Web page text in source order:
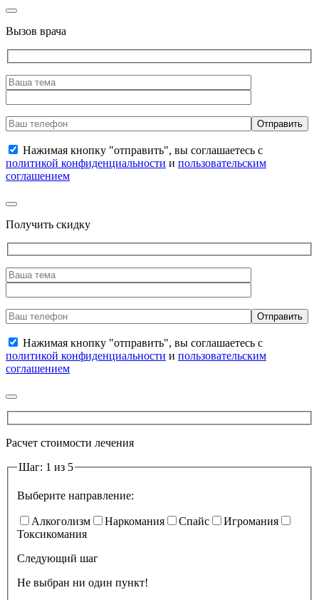
Вызов врача
Нажимая кнопку "отправить", вы соглашаетесь с
политикой конфиденциальности и пользовательским
соглашением
Получить скидку
Нажимая кнопку "отправить", вы соглашаетесь с
политикой конфиденциальности и пользовательским
соглашением
Расчет стоимости лечения
Шаг: 1 из 5
Выберите направление:
Алкоголизм Наркомания Спайс
Игромания
Токсикомания
Следующий шаг
Не выбран ни один пункт!